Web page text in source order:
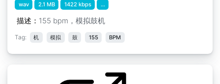
wav 2.1 MB 1422 kbps ...
描述： 155 bpm，模拟鼓机
Tag: 机 模拟 鼓 155 BPM